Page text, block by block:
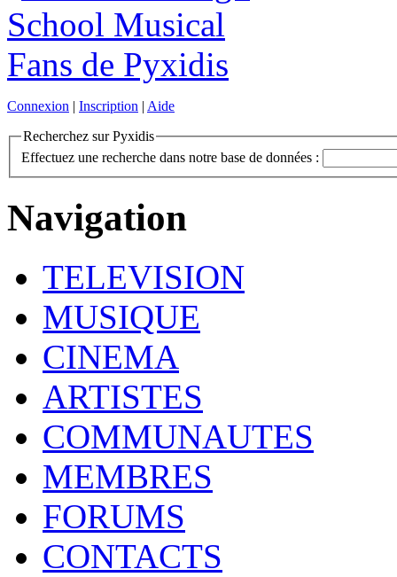
Connexion | Inscription | Aide
Recherchez sur Pyxidis
Effectuez une recherche dans notre base de données :
Navigation
TELEVISION
MUSIQUE
CINEMA
ARTISTES
COMMUNAUTES
MEMBRES
FORUMS
CONTACTS